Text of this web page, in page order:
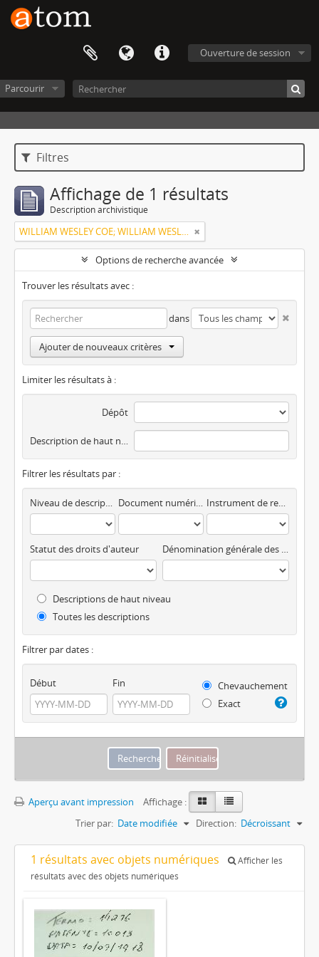
Ouverture de session
Parcourir
Filtres
Affichage de 1 résultats
Description archivistique
WILLIAM WESLEY COE; WILLIAM WESLEY COE JUNIOR
Options de recherche avancée
Trouver les résultats avec :
dans
Ajouter de nouveaux critères
Limiter les résultats à :
Dépôt
Description de haut niveau
Filtrer les résultats par :
Niveau de description Document numérique disponible Instrument de recherche
Statut des droits d'auteur Dénomination générale des documents
Descriptions de haut niveau
Toutes les descriptions
Filtrer par dates :
Début Fin
Chevauchement
Exact
Aperçu avant impression
Affichage :
Trier par: Date modifiée Direction: Décroissant
1 résultats avec objets numériques
Afficher les
résultats avec des objets numériques